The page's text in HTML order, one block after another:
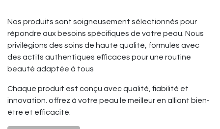
Nos produits sont soigneusement sélectionnés pour
répondre aux besoins spécifiques de votre peau. Nous
privilégions des soins de haute qualité, formulés avec
des actifs authentiques efficaces pour une routine
beauté adaptée à tous
Chaque produit est conçu avec qualité, fiabilité et
innovation. offrez à votre peau le meilleur en alliant bien-
être et efficacité.